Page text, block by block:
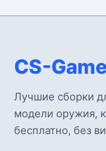
CS-
Лучшие сборки
модели оружия,
бесплатно, без